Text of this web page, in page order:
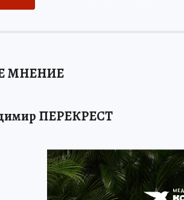
МНЕНИЕ
ПЕРЕКРЕСТ